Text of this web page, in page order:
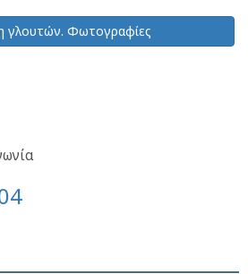
γλουτών. Φωτογραφίες